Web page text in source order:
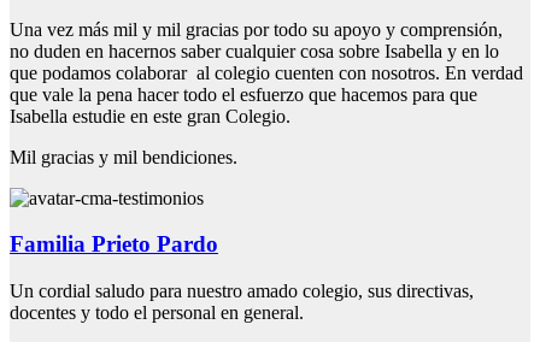
Una vez más mil y mil gracias por todo su apoyo y comprensión,
no duden en hacernos saber cualquier cosa sobre Isabella y en lo
que podamos colaborar al colegio cuenten con nosotros. En verdad
que vale la pena hacer todo el esfuerzo que hacemos para que
Isabella estudie en este gran Colegio.
Mil gracias y mil bendiciones.
Familia Prieto Pardo
Un cordial saludo para nuestro amado colegio, sus directivas,
docentes y todo el personal en general.